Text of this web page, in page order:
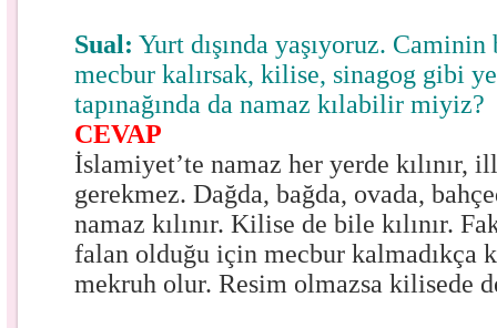
Sual: Yurt dışında yaşıyoruz.
mecbur kalırsak, kilise, sinagog gibi
tapınağında da namaz kılabilir miyiz?
CEVAP
İslamiyet’te namaz her yerde kılınır,
gerekmez. Dağda, bağda, ovada,
namaz kılınır. Kilise de bile kılınır.
falan olduğu için mecbur kalmadıkça
mekruh olur. Resim olmazsa kilisede